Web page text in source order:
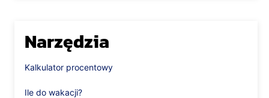
Narzędzia
Kalkulator procentowy
Ile do wakacji?